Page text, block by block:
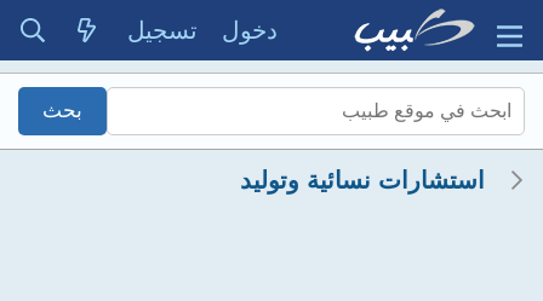
دخول تسجيل
استشارات نسائية وتوليد